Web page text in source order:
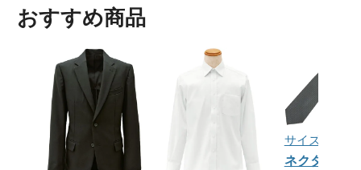
おすすめ商品
サイズフリー
ネクタイ(男